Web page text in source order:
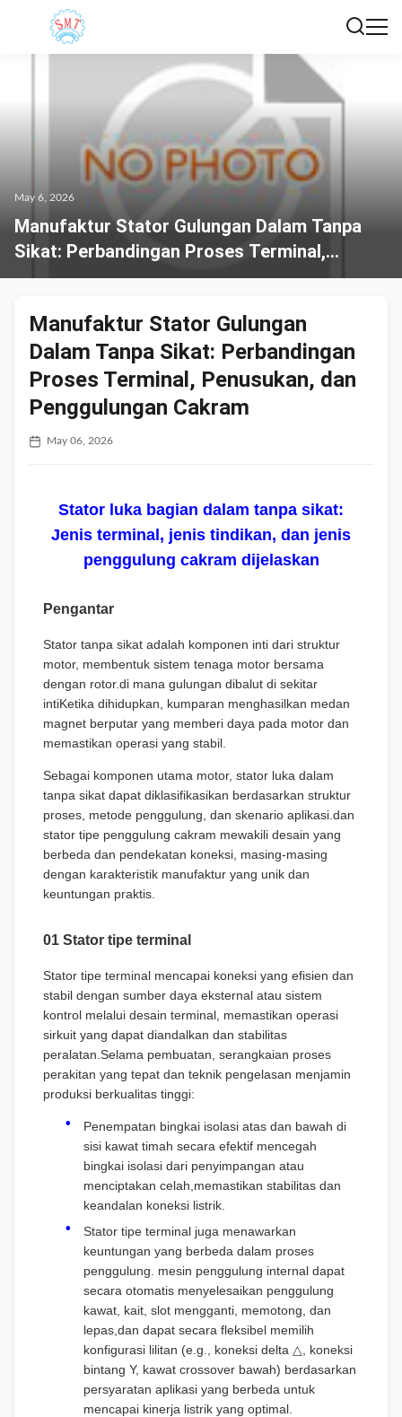
May 6, 2026
Manufaktur Stator Gulungan Dalam Tanpa
Sikat: Perbandingan Proses Terminal,
Penusukan, dan Penggulungan Cakram
Manufaktur Stator Gulungan
Dalam Tanpa Sikat: Perbandingan
Proses Terminal, Penusukan, dan
Penggulungan Cakram
May 06, 2026
Stator luka bagian dalam tanpa sikat:
Jenis terminal, jenis tindikan, dan jenis
penggulung cakram dijelaskan
Pengantar
Stator tanpa sikat adalah komponen inti dari struktur
motor, membentuk sistem tenaga motor bersama
dengan rotor.di mana gulungan dibalut di sekitar
intiKetika dihidupkan, kumparan menghasilkan medan
magnet berputar yang memberi daya pada motor dan
memastikan operasi yang stabil.
Sebagai komponen utama motor, stator luka dalam
tanpa sikat dapat diklasifikasikan berdasarkan struktur
proses, metode penggulung, dan skenario aplikasi.dan
stator tipe penggulung cakram mewakili desain yang
berbeda dan pendekatan koneksi, masing-masing
dengan karakteristik manufaktur yang unik dan
keuntungan praktis.
01 Stator tipe terminal
Stator tipe terminal mencapai koneksi yang efisien dan
stabil dengan sumber daya eksternal atau sistem
kontrol melalui desain terminal, memastikan operasi
sirkuit yang dapat diandalkan dan stabilitas
peralatan.Selama pembuatan, serangkaian proses
perakitan yang tepat dan teknik pengelasan menjamin
produksi berkualitas tinggi:
Penempatan bingkai isolasi atas dan bawah di
sisi kawat timah secara efektif mencegah
bingkai isolasi dari penyimpangan atau
menciptakan celah,memastikan stabilitas dan
keandalan koneksi listrik.
Stator tipe terminal juga menawarkan
keuntungan yang berbeda dalam proses
penggulung. mesin penggulung internal dapat
secara otomatis menyelesaikan penggulung
kawat, kait, slot mengganti, memotong, dan
lepas,dan dapat secara fleksibel memilih
konfigurasi lilitan (e.g., koneksi delta △, koneksi
bintang Y, kawat crossover bawah) berdasarkan
persyaratan aplikasi yang berbeda untuk
mencapai kinerja listrik yang optimal.